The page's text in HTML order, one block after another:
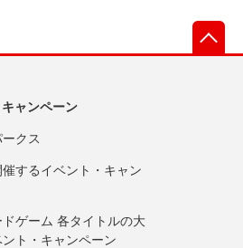
ャンペーン
クス
するイベント・キャン
ドゲーム 各タイトルの大
ト・キャンペーン